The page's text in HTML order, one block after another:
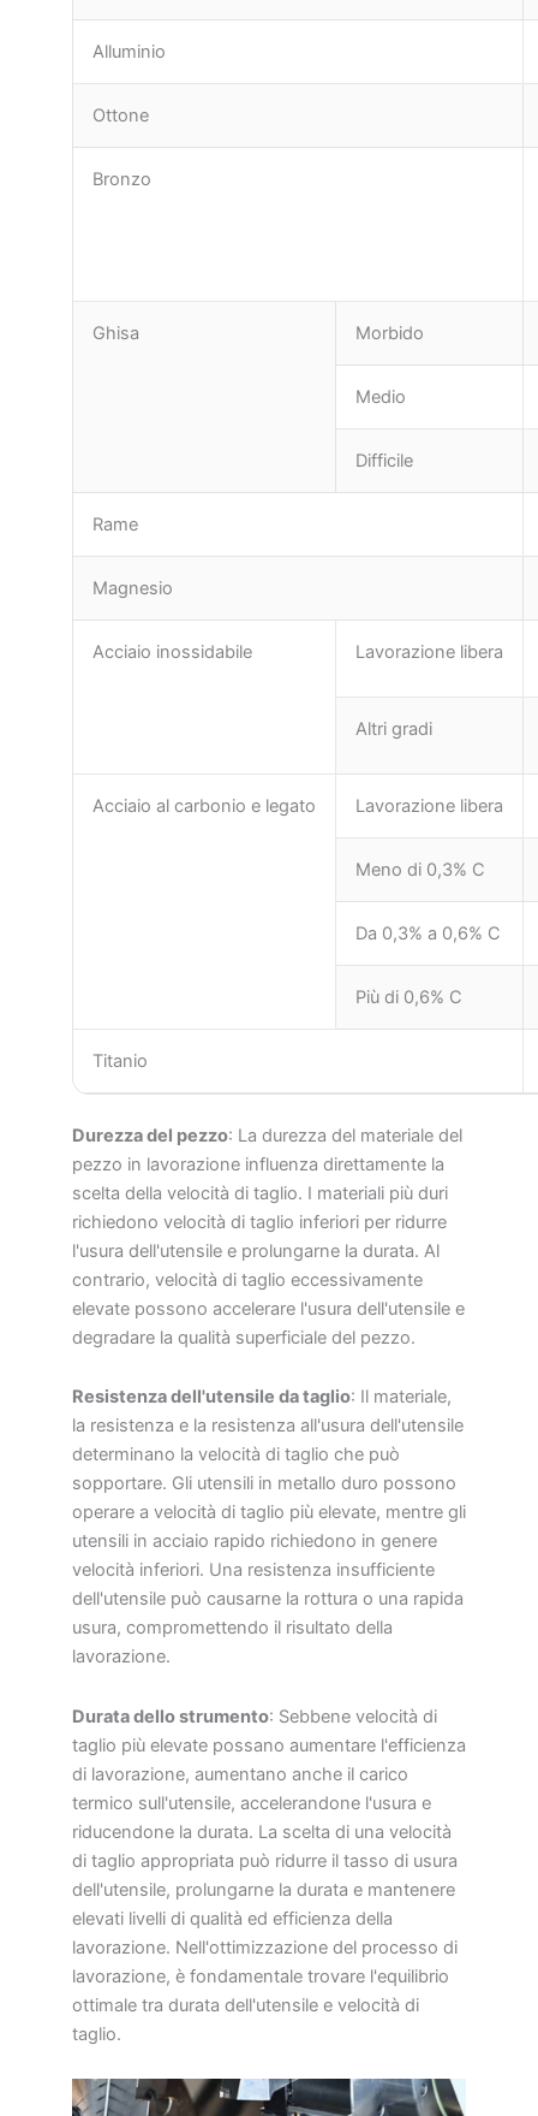
Alluminio
Ottone
Bronzo
Ghisa Morbido
Medio
Difficile
Rame
Magnesio
Acciaio inossidabile Lavorazione libera
Altri gradi
Acciaio al carbonio e legato Lavorazione libera
Meno di 0,3% C
Da 0,3% a 0,6% C
Più di 0,6% C
Titanio
Durezza del pezzo: La durezza del materiale del
pezzo in lavorazione influenza direttamente la
scelta della velocità di taglio. I materiali più duri
richiedono velocità di taglio inferiori per ridurre
l'usura dell'utensile e prolungarne la durata. Al
contrario, velocità di taglio eccessivamente
elevate possono accelerare l'usura dell'utensile e
degradare la qualità superficiale del pezzo.
Resistenza dell'utensile da taglio: Il materiale,
la resistenza e la resistenza all'usura dell'utensile
determinano la velocità di taglio che può
sopportare. Gli utensili in metallo duro possono
operare a velocità di taglio più elevate, mentre gli
utensili in acciaio rapido richiedono in genere
velocità inferiori. Una resistenza insufficiente
dell'utensile può causarne la rottura o una rapida
usura, compromettendo il risultato della
lavorazione.
Durata dello strumento: Sebbene velocità di
taglio più elevate possano aumentare l'efficienza
di lavorazione, aumentano anche il carico
termico sull'utensile, accelerandone l'usura e
riducendone la durata. La scelta di una velocità
di taglio appropriata può ridurre il tasso di usura
dell'utensile, prolungarne la durata e mantenere
elevati livelli di qualità ed efficienza della
lavorazione. Nell'ottimizzazione del processo di
lavorazione, è fondamentale trovare l'equilibrio
ottimale tra durata dell'utensile e velocità di
taglio.